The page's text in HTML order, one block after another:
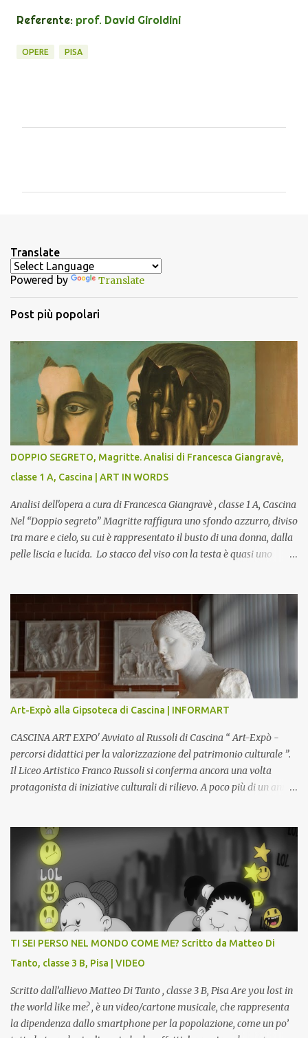
Referente: prof. David Giroldini
OPERE PISA
t
i
Translate
Powered by Translate
Post più popolari
DOPPIO SEGRETO, Magritte. Analisi di Francesca Giangravè,
classe 1 A, Cascina | ART IN WORDS
Analisi dell'opera a cura di Francesca Giangravè , classe 1 A, Cascina
Nel “Doppio segreto” Magritte raffigura uno sfondo azzurro, diviso
tra mare e cielo, su cui è rappresentato il busto di una donna, dalla
pelle liscia e lucida. Lo stacco del viso con la testa è quasi uno
un motivo che Magritte propone frequentemente nelle sue opere,
che in questo caso assumono un aspetto minaccioso, come se si
trattasse di un qualcosa di malinconico, sia per il colore che per la
consistenza del materiale. L’enigma che reca l’immagine, un volto
staccato, con uno sguardo fisso, il cui non si capisce se esso è un
uomo una donna, con l’espressione rigida. Magritte, il maestro
dello straniamento della visione, costruisce un’immagine tanto
meticolosa e nitida quanto assurda e inquietante. Uno
sdoppiamento del soggetto come spesso a...
Art-Expò alla Gipsoteca di Cascina | INFORMART
CASCINA ART EXPO' Avviato al Russoli di Cascina “ Art-Expò -
percorsi didattici per la valorizzazione del patrimonio culturale ”.
Il Liceo Artistico Franco Russoli si conferma ancora una volta
protagonista di iniziative culturali di rilievo. A poco più di un anno
valorizzazione del patrimonio storico artistico dell’ex Istituto
d’Arte, finanziato dal Miur a valere sui Bandi PON, che trasformerà
la Gipsoteca in un laboratorio didattico.Venti ragazzi del Liceo
potranno studiare e riscoprire: i Gessi storici dell’ex-Istituto d’Arte,
attualmente musealizzati nella Gipsoteca della Biblioteca
Comunale "Peppino Impastato" di Cascina. Quadri, disegni,
progetti di arredamento e di mobili, intarsi ed intagli lignei
da allievi e studenti dell’Istituto d’Arte durante il...
TI SEI PERSO NEL MONDO COME ME? Scritto da Matteo Di
Tanto, classe 3 B, Pisa | VIDEO
Scritto dall’allievo Matteo Di Tanto , classe 3 B, Pisa Are you lost in
the world like me? , è un video/cartone musicale, che rappresenta
la dipendenza dallo smartphone per la popolazione, come un po’